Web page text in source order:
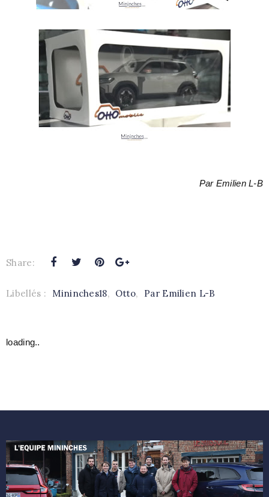
Par Emilien L-B
Share:
Libellés : Mininches18, Otto, Par Emilien L-B
loading..